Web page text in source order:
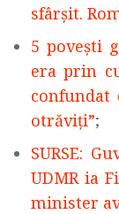
sfârșit.
5 povești
era prin
confundat
otrăviți”;
SURSE:
UDMR ia
minister